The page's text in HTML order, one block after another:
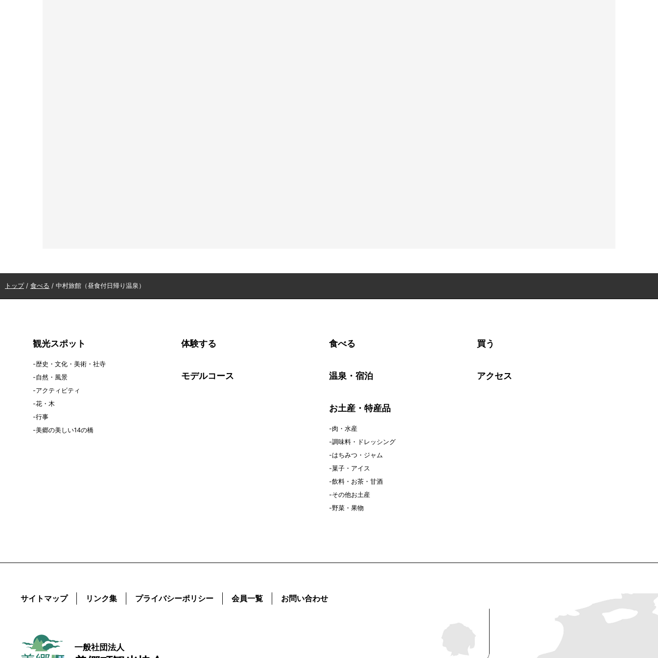
現
トップ/ 食べる / 中村旅館（昼食付日帰り温泉）
観光スポット
歴史・文化・美術・社寺
自然・風景
アクティビティ
花・木
行事
美郷の美しい14の橋
体験する
モデルコース
食べる
温泉・宿泊
お土産・特産品
肉・水産
調味料・ドレッシング
はちみつ・ジャム
菓子・アイス
飲料・お茶・甘酒
その他お土産
野菜・果物
買う
アクセス
サイトマップ リンク集 プライバシーポリシー 会員一覧 お問い合わせ
一般社団法人